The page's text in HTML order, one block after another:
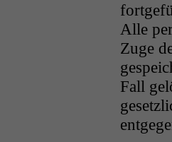
Alle
Zuge
Fall